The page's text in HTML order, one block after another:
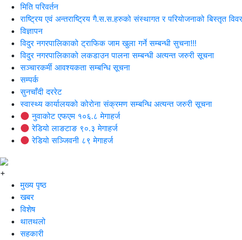
मिति परिवर्तन
राष्ट्रिय एवं अन्तराष्ट्रिय गै.स.स.हरुको संस्थागत र परियोजनाको बिस्तृत
विज्ञापन
विदुर नगरपालिकाको ट्राफिक जाम खुला गर्ने सम्बन्धी सुचना!!!
विदुर नगरपालिकाको लकडाउन पालना सम्बन्धी अत्यन्त जरुरी सूचना
सञ्चारकर्मी आवश्यकता सम्बन्धि सूचना
सम्पर्क
सुनचाँदी दररेट
स्वास्थ्य कार्यालयको कोरोना संक्रमण सम्बन्धि अत्यन्त जरुरी सूचना
नुवाकोट एफएम १०६.८ मेगाहर्ज
रेडियो लाङटाङ ९०.३ मेगाहर्ज
रेडियो सञ्जिवनी ८९ मेगाहर्ज
+
मुख्य पृष्ठ
खबर
विशेष
थातथलो
सहकारी